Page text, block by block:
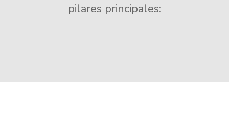
pilares principales: